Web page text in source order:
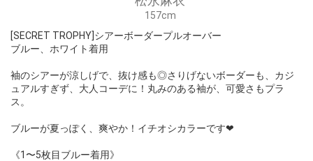
157cm
[SECRET TROPHY]シアーボーダープルオーバー
ブルー、ホワイト着用
袖のシアーが涼しげで、抜け感も◎さりげないボーダーも、カジ
ュアルすぎず、大人コーデに！丸みのある袖が、可愛さもプラ
ス。
ブルーが夏っぽく、爽やか！イチオシカラーです❤︎
《1〜5枚目ブルー着用》